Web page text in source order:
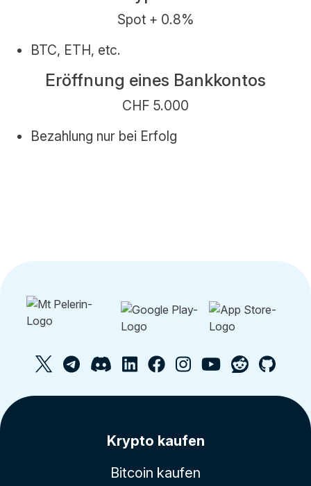
Spot + 0.8%
BTC, ETH, etc.
Eröffnung eines Bankkontos
CHF 5.000
Bezahlung nur bei Erfolg
Krypto kaufen
Bitcoin kaufen